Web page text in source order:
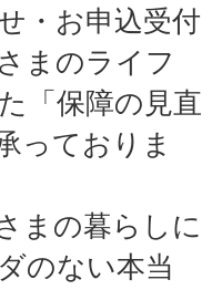
・お申込受付
まのライフ
「保障の見直
っておりま
まの暮らしに
のない本当